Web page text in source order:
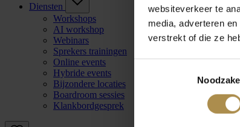
websiteverkeer te
media, adverteren
verstrekt of die ze
Diensten
Workshops
AI workshop
Webinars
Sprekers trainingen
Online events
Hybride events
Bijzondere locaties
Boardroom sessies
Klankbordgesprek